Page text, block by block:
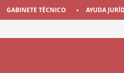
GABINETE TÉCNICO AYUDA